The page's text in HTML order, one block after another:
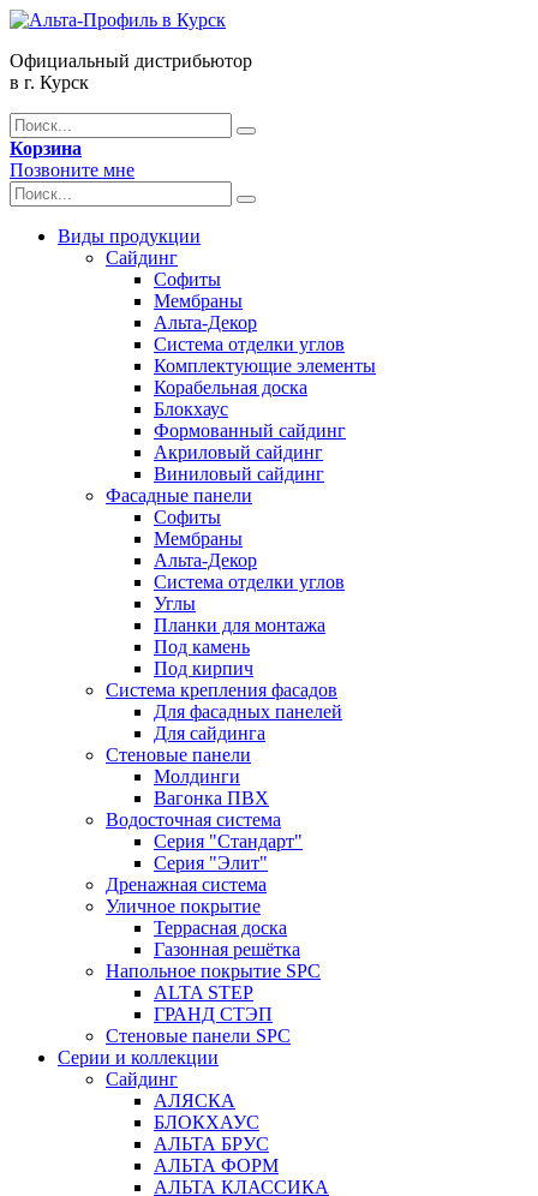
Официальный дистрибьютор
в г. Курск
Корзина
Позвоните мне
Виды продукции
Сайдинг
Софиты
Мембраны
Альта-Декор
Система отделки углов
Комплектующие элементы
Корабельная доска
Блокхаус
Формованный сайдинг
Акриловый сайдинг
Виниловый сайдинг
Фасадные панели
Софиты
Мембраны
Альта-Декор
Система отделки углов
Углы
Планки для монтажа
Под камень
Под кирпич
Система крепления фасадов
Для фасадных панелей
Для сайдинга
Стеновые панели
Молдинги
Вагонка ПВХ
Водосточная система
Серия "Стандарт"
Серия "Элит"
Дренажная система
Уличное покрытие
Террасная доска
Газонная решётка
Напольное покрытие SPC
ALTA STEP
ГРАНД СТЭП
Стеновые панели SPC
Серии и коллекции
Сайдинг
АЛЯСКА
БЛОКХАУС
АЛЬТА БРУС
АЛЬТА ФОРМ
АЛЬТА КЛАССИКА